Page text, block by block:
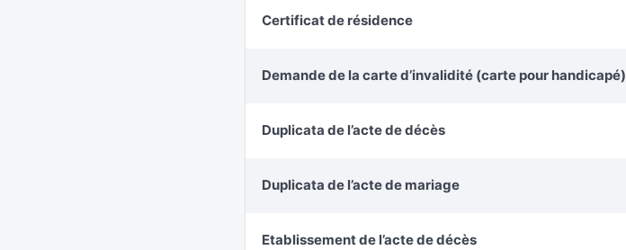
Certificat de résidence
Demande de la carte d’invalidité (carte pour handicapé)
Duplicata de l’acte de décès
Duplicata de l’acte de mariage
Etablissement de l’acte de décès